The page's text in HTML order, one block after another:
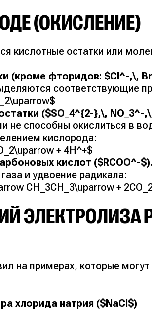
(ОКИСЛЕНИЕ)
кислотные остатки или
(кроме фторидов: $Cl^-,\,
соответствующие
($SO_4^{2-},\, NO_3^-
не способны окислиться в
кислорода:
+ 4H^+$
кислот ($RCOO^-$).
и удвоение радикала:
CH_3CH_3\uparrow +
ЭЛЕКТРОЛИЗА
на примерах, которые могут
хлорида натрия ($NaCl$)